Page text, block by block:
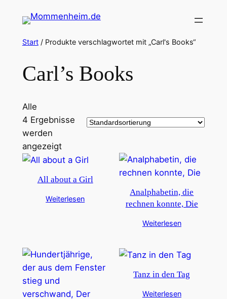
Inhalt
springen
Start/ Produkte verschlagwortet mit „Carl's Books“
Carl’s Books
Alle
4 Ergebnisse
werden
angezeigt
All about a Girl
Weiterlesen
Analphabetin, die
rechnen konnte, Die
Weiterlesen
Tanz in den Tag
Weiterlesen